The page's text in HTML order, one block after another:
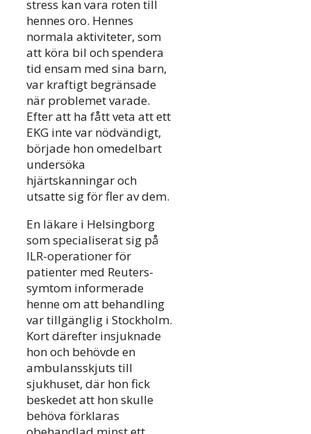
stress kan vara roten till
hennes oro. Hennes
normala aktiviteter, som
att köra bil och spendera
tid ensam med sina barn,
var kraftigt begränsade
när problemet varade.
Efter att ha fått veta att ett
EKG inte var nödvändigt,
började hon omedelbart
undersöka
hjärtskanningar och
utsatte sig för fler av dem.
En läkare i Helsingborg
som specialiserat sig på
ILR-operationer för
patienter med Reuters-
symtom informerade
henne om att behandling
var tillgänglig i Stockholm.
Kort därefter insjuknade
hon och behövde en
ambulansskjuts till
sjukhuset, där hon fick
beskedet att hon skulle
behöva förklaras